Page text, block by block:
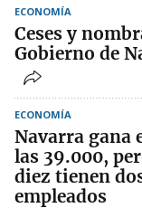
ECONOMÍA
Ceses y
Gobierno de
ECONOMÍA
Navarra gana
las 39.000,
diez tienen
empleados